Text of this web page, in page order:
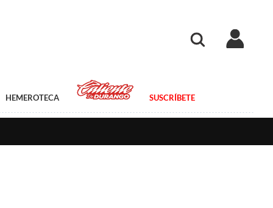
HEMEROTECA SUSCRÍBETE